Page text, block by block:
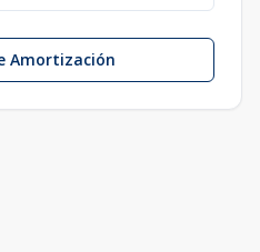
Amortización